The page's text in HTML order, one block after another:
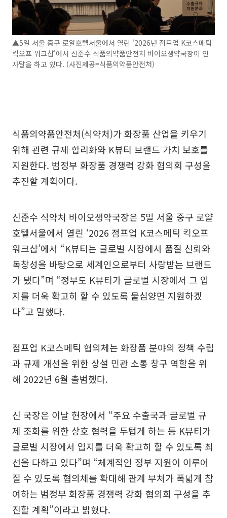
▲5일 서울 중구 로얄호텔서울에서 열린 '2026년 점프업 K코스메틱
킥오프 워크샵'에서 신준수 식품의약품안전처 바이오생약국장이 인
사말을 하고 있다. (사진제공=식품의약품안전처)
식품의약품안전처(식약처)가 화장품 산업을 키우기
위해 관련 규제 합리화와 K뷰티 브랜드 가치 보호를
지원한다. 범정부 화장품 경쟁력 강화 협의회 구성을
추진할 계획이다.
신준수 식약처 바이오생약국장은 5일 서울 중구 로얄
호텔서울에서 열린 ‘2026 점프업 K코스메틱 킥오프
워크샵’에서 “K뷰티는 글로벌 시장에서 품질 신뢰와
독창성을 바탕으로 세계인으로부터 사랑받는 브랜드
가 됐다”며 “정부도 K뷰티가 글로벌 시장에서 그 입
지를 더욱 확고히 할 수 있도록 물심양면 지원하겠
다”고 말했다.
점프업 K코스메틱 협의체는 화장품 분야의 정책 수립
과 규제 개선을 위한 상설 민관 소통 창구 역할을 위
해 2022년 6월 출범했다.
신 국장은 이날 현장에서 “주요 수출국과 글로벌 규
제 조화를 위한 상호 협력을 두텁게 하는 등 K뷰티가
글로벌 시장에서 입지를 더욱 확고히 할 수 있도록 최
선을 다하고 있다”며 “체계적인 정부 지원이 이루어
질 수 있도록 협의체를 확대해 관계 부처가 폭넓게 참
여하는 범정부 화장품 경쟁력 강화 협의회 구성을 추
진할 계획”이라고 밝혔다.